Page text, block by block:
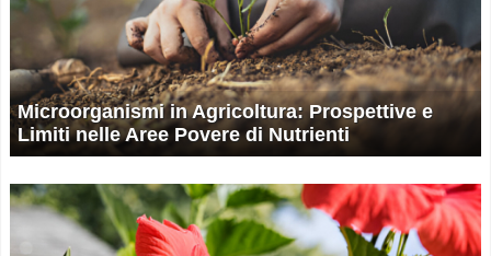
Microorganismi in Agricoltura: Prospettive e
Limiti nelle Aree Povere di Nutrienti